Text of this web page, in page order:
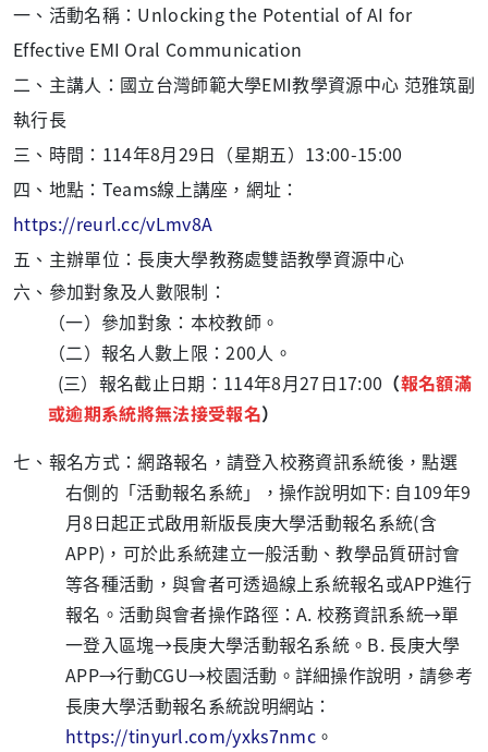
一、活動名稱：Unlocking the Potential of AI for
Effective EMI Oral Communication
二、主講人：國立台灣師範大學EMI教學資源中心 范雅筑副
執行長
三、時間：114年8月29日（星期五）13:00-15:00
四、地點：Teams線上講座，網址：
https://reurl.cc/vLmv8A
五 、主辦單位：長庚大學教務處雙語教學資源中心
六、參加對象及人數限制：
（一）參加對象：本校教師。
（二）報名人數上限：200人。
(三）報名截止日期：114年8月27日17:00 （報名額滿
或逾期系統將無法接受報名）
七、報名方式：網路報名，請登入校務資訊系統後，點選
右側的「活動報名系統」，操作說明如下: 自109年9
月8日起正式啟用新版長庚大學活動報名系統(含
APP) ，可於此系統建立一般活動、教學品質研討會
等各種活動，與會者可透過線上系統報名或APP進行
報名。活動與會者操作路徑：A.校務資訊系統→單
一登入區塊→長庚大學活動報名系統。 B. 長庚大學
APP→行動CGU→校園活動。詳細操作說明，請參考
長庚大學活動報名系統說明網站：
https://tinyurl.com/yxks7nmc。